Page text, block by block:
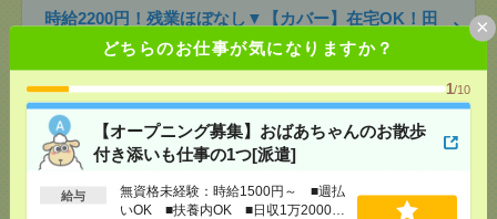
どちらのお仕事が気になりますか？
1/10
【オープニング募集】おばあちゃんのお散歩
付き添いも仕事の1つ[派遣]
給与
無資格未経験：時給1500円～ ■週払
いOK ■扶養内OK ■日収1万2000円
×
時給2200円！残業ほぼなし▼【カバー】在宅OK！田
町での編集・校正・制作[派遣]
[給 与]時給2200円 月収例 35万円 時給2200円×
実働8h×週5日×4週 ※月収例を保証するものではあ
りません。※給与即受取りサービス利用可（利用条
件有）
[交通費] 1ヶ月3万円を上限として実費支給
30万円～
[勤務地]田町(東京都)駅から徒歩5分/三田(東京都)